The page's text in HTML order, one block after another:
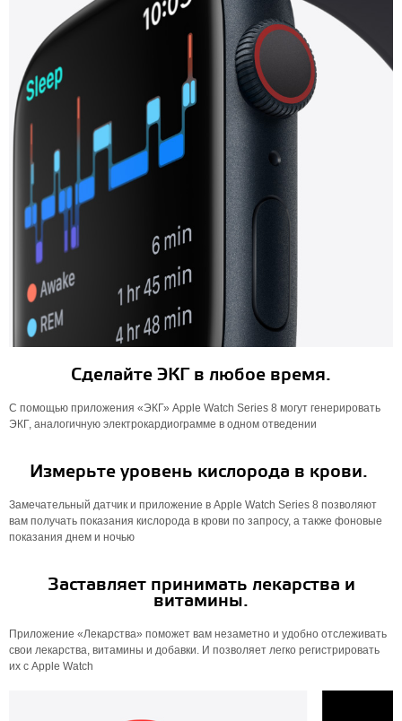
Сделайте ЭКГ в любое время.
С помощью приложения «ЭКГ» Apple Watch Series 8 могут генерировать
ЭКГ, аналогичную электрокардиограмме в одном отведении
Измерьте уровень кислорода в крови.
Замечательный датчик и приложение в Apple Watch Series 8 позволяют
вам получать показания кислорода в крови по запросу, а также фоновые
показания днем ​​и ночью
Заставляет принимать лекарства и
витамины.
Приложение «Лекарства» поможет вам незаметно и удобно отслеживать
свои лекарства, витамины и добавки. И позволяет легко регистрировать
их с Apple Watch